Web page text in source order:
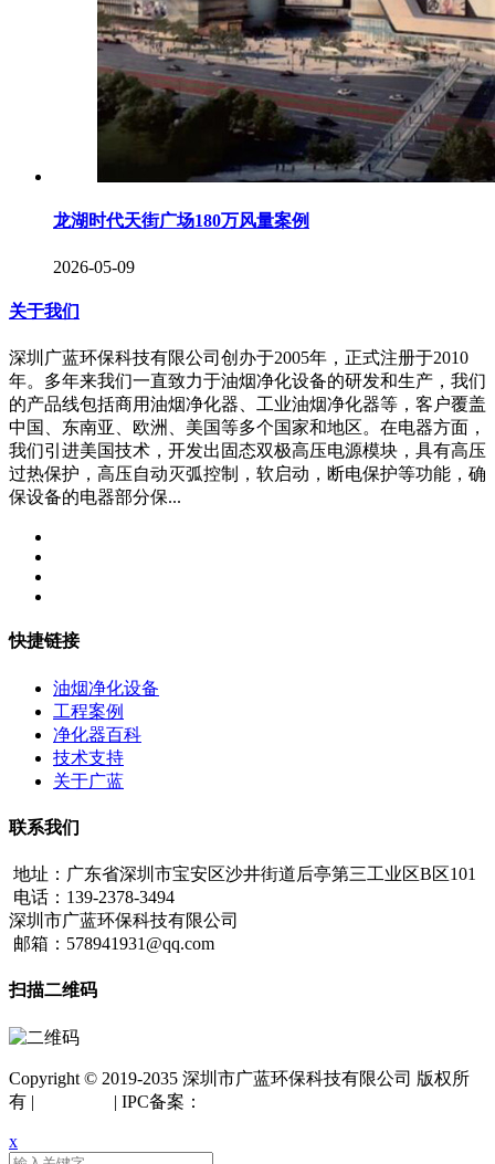
龙湖时代天街广场180万风量案例
2026-05-09
关于我们
深圳广蓝环保科技有限公司创办于2005年，正式注册于2010
年。多年来我们一直致力于油烟净化设备的研发和生产，我们
的产品线包括商用油烟净化器、工业油烟净化器等，客户覆盖
中国、东南亚、欧洲、美国等多个国家和地区。在电器方面，
我们引进美国技术，开发出固态双极高压电源模块，具有高压
过热保护，高压自动灭弧控制，软启动，断电保护等功能，确
保设备的电器部分保...
快捷链接
油烟净化设备
工程案例
净化器百科
技术支持
关于广蓝
联系我们
地址：广东省深圳市宝安区沙井街道后亭第三工业区B区101
电话：139-2378-3494
深圳市广蓝环保科技有限公司
邮箱：578941931@qq.com
扫描二维码
Copyright © 2019-2035 深圳市广蓝环保科技有限公司 版权所
有 |
| IPC备案：
x